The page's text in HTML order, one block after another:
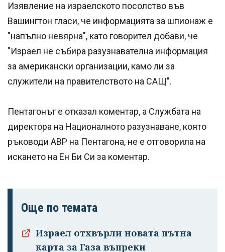
Изявление на израелското посолство във
Вашингтон гласи, че информацията за шпионаж е
"напълно невярна", като говорител добави, че
"Израел не събира разузнавателна информация
за американски организации, камо ли за
служители на правителството на САЩ".
Пентагонът е отказал коментар, а Службата на
директора на Националното разузнаване, която
ръководи АВР на Пентагона, не е отговорила на
искането на Ен Би Си за коментар.
Още по темата
Израел отхвърли новата пътна
карта за Газа въпреки